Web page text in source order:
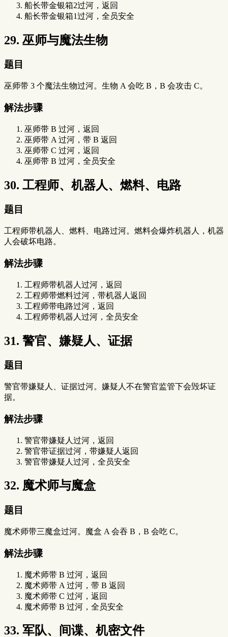
船长带金银箱2过河，返回
船长带金银箱1过河，全员安全
29. 巫师与魔法生物
题目
巫师带 3 个魔法生物过河。生物 A 会吃 B，B 会攻击 C。
解法步骤
巫师带 B 过河，返回
巫师带 A 过河，带 B 返回
巫师带 C 过河，返回
巫师带 B 过河，全员安全
30. 工程师、机器人、燃料、电路
题目
工程师带机器人、燃料、电路过河。燃料会爆炸机器人，机器
人会破坏电路。
解法步骤
工程师带机器人过河，返回
工程师带燃料过河，带机器人返回
工程师带电路过河，返回
工程师带机器人过河，全员安全
31. 警官、嫌疑人、证据
题目
警官带嫌疑人、证据过河。嫌疑人不在警官监管下会毁坏证
据。
解法步骤
警官带嫌疑人过河，返回
警官带证据过河，带嫌疑人返回
警官带嫌疑人过河，全员安全
32. 魔术师与魔盒
题目
魔术师带三魔盒过河。魔盒 A 会吞 B，B 会吃 C。
解法步骤
魔术师带 B 过河，返回
魔术师带 A 过河，带 B 返回
魔术师带 C 过河，返回
魔术师带 B 过河，全员安全
33. 军队、间谍、机密文件